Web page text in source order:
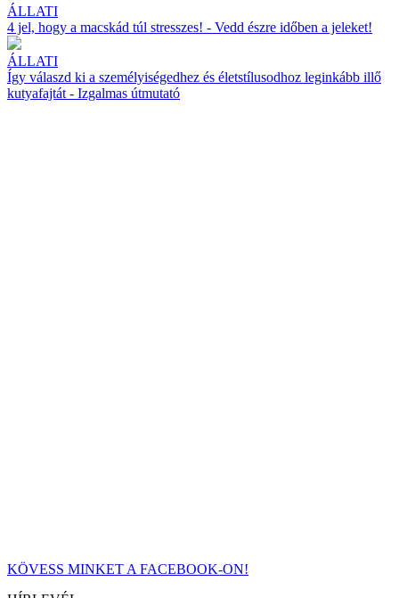
ÁLLATI
4 jel, hogy a macskád túl stresszes! - Vedd észre időben a jeleket!
ÁLLATI
Így válaszd ki a személyiségedhez és életstílusodhoz leginkább illő
kutyafajtát - Izgalmas útmutató
KÖVESS MINKET A FACEBOOK-ON!